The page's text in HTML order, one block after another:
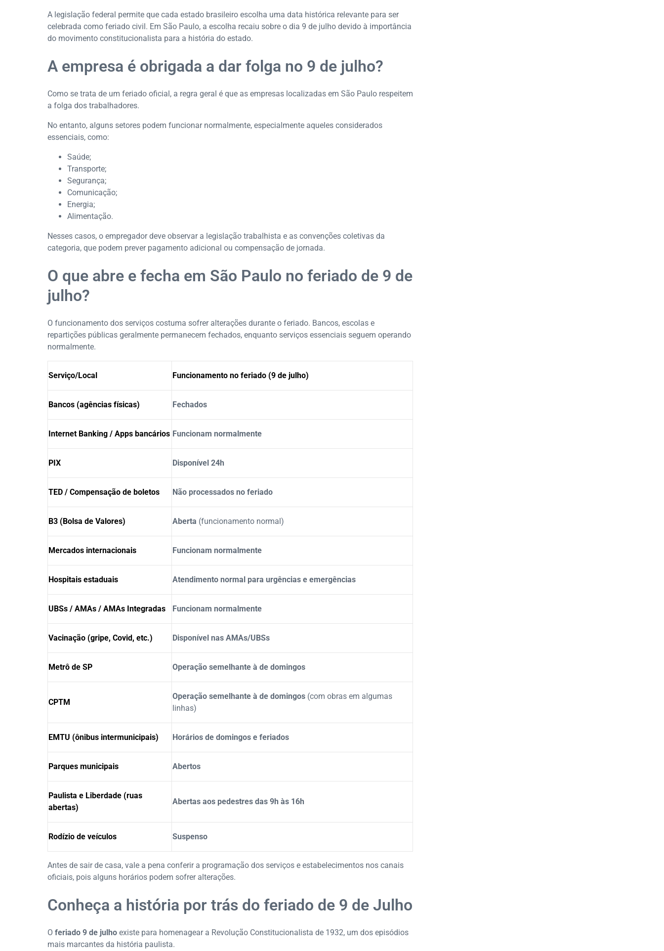
A legislação federal permite que cada estado brasileiro escolha uma data histórica relevante para ser
celebrada como feriado civil. Em São Paulo, a escolha recaiu sobre o dia 9 de julho devido à importância
do movimento constitucionalista para a história do estado.
A empresa é obrigada a dar folga no 9 de julho?
Como se trata de um feriado oficial, a regra geral é que as empresas localizadas em São Paulo respeitem
a folga dos trabalhadores.
No entanto, alguns setores podem funcionar normalmente, especialmente aqueles considerados
essenciais, como:
Saúde;
Transporte;
Segurança;
Comunicação;
Energia;
Alimentação.
Nesses casos, o empregador deve observar a legislação trabalhista e as convenções coletivas da
categoria, que podem prever pagamento adicional ou compensação de jornada.
O que abre e fecha em São Paulo no feriado de 9 de
julho?
O funcionamento dos serviços costuma sofrer alterações durante o feriado. Bancos, escolas e
repartições públicas geralmente permanecem fechados, enquanto serviços essenciais seguem operando
normalmente.
Serviço/Local Funcionamento no feriado (9 de julho)
Bancos (agências físicas) Fechados
Internet Banking / Apps bancários Funcionam normalmente
PIX Disponível 24h
TED / Compensação de boletos Não processados no feriado
B3 (Bolsa de Valores) Aberta (funcionamento normal)
Mercados internacionais Funcionam normalmente
Hospitais estaduais Atendimento normal para urgências e emergências
UBSs / AMAs / AMAs Integradas Funcionam normalmente
Vacinação (gripe, Covid, etc.) Disponível nas AMAs/UBSs
Metrô de SP Operação semelhante à de domingos
CPTM
Operação semelhante à de domingos (com obras em algumas
linhas)
EMTU (ônibus intermunicipais) Horários de domingos e feriados
Parques municipais Abertos
Paulista e Liberdade (ruas
abertas)
Abertas aos pedestres das 9h às 16h
Rodízio de veículos Suspenso
Antes de sair de casa, vale a pena conferir a programação dos serviços e estabelecimentos nos canais
oficiais, pois alguns horários podem sofrer alterações.
Conheça a história por trás do feriado de 9 de Julho
O feriado 9 de julho existe para homenagear a Revolução Constitucionalista de 1932, um dos episódios
mais marcantes da história paulista.